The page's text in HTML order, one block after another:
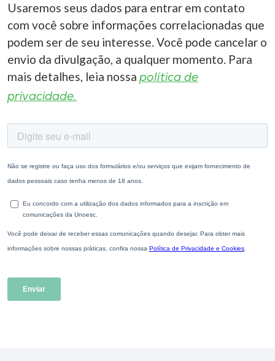
Usaremos seus dados para entrar em contato
com você sobre informações correlacionadas que
podem ser de seu interesse. Você pode cancelar o
envio da divulgação, a qualquer momento. Para
mais detalhes, leia nossa política de
privacidade.